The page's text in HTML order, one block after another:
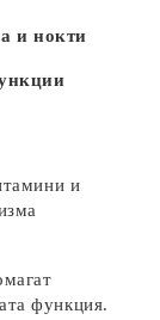
и нокти
и
функция.